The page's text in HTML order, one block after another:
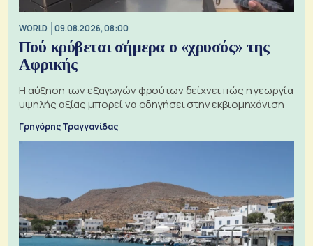
WORLD 09.08.2026, 08:00
Πού κρύβεται σήμερα ο «χρυσός» της
Αφρικής
Η αύξηση των εξαγωγών φρούτων δείχνει πώς η γεωργία
υψηλής αξίας μπορεί να οδηγήσει στην εκβιομηχάνιση
Γρηγόρης Τραγγανίδας